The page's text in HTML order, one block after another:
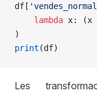
df[
    lambda
x: (x
)
print (df)
Les